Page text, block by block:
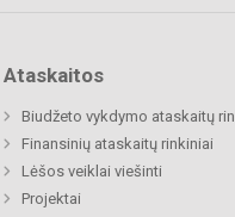
Ataskaitos
Biudžeto vykdymo ataskaitų
Finansinių ataskaitų rinkiniai
Lėšos veiklai viešinti
Projektai